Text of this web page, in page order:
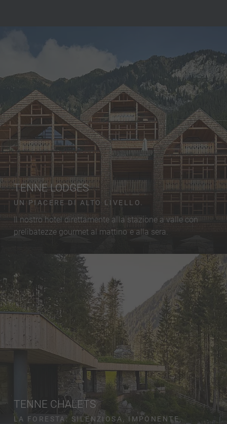
TENNE LODGES
UN PIACERE DI ALTO LIVELLO.
Il nostro hotel direttamente alla stazione a valle con
prelibatezze gourmet al mattino e alla sera.
TENNE CHALETS
LA FORESTA: SILENZIOSA, IMPONENTE,